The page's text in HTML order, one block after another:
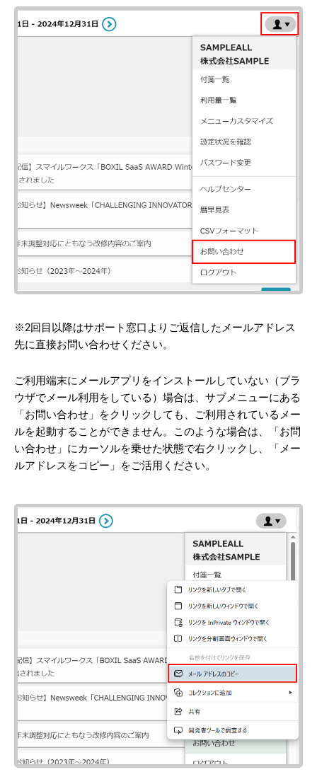
※2回目以降はサポート窓口よりご返信したメールアドレス
先に直接お問い合わせください。
ご利用端末にメールアプリをインストールしていない（ブラ
ウザでメール利用をしている）場合は、サブメニューにある
「お問い合わせ」をクリックしても、ご利用されているメー
ルを起動することができません。このような場合は、「お問
い合わせ」にカーソルを乗せた状態で右クリックし、「メー
ルアドレスをコピー」をご活用ください。